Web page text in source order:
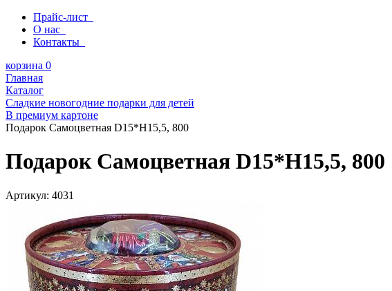
Прайс-лист
О нас
Контакты
корзина 0
Главная
Каталог
Сладкие новогодние подарки для детей
В премиум картоне
Подарок Самоцветная D15*H15,5, 800
Подарок Самоцветная D15*H15,5, 800
Артикул: 4031